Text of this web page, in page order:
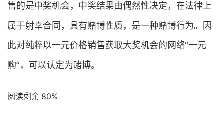
售的是中奖机会，中奖结果由偶然性决定，在法律上
属于射幸合同，具有赌博性质，是一种赌博行为。因
此对纯粹以一元价格销售获取大奖机会的网络“一元
购”，可以认定为赌博。
阅读剩余 80%